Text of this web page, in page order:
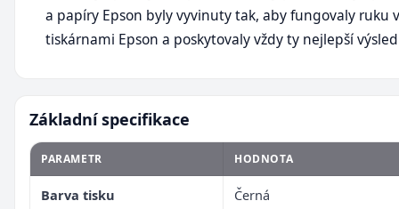
a papíry Epson byly vyvinuty tak, aby fungovaly ruku
tiskárnami Epson a poskytovaly vždy ty nejlepší
Základní specifikace
PARAMETR HODNOTA
Barva tisku Černá